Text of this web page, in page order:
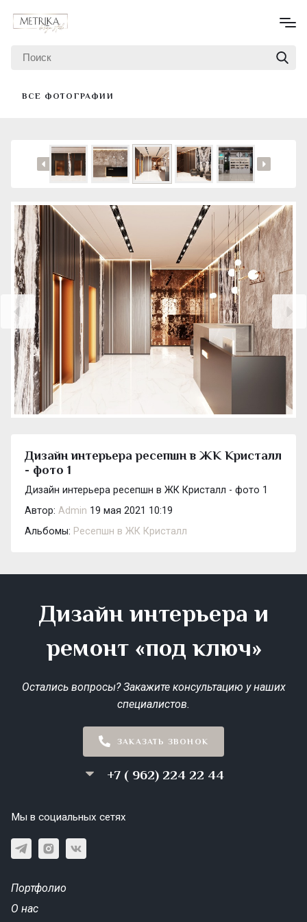
ВСЕ ФОТОГРАФИИ
Дизайн интерьера ресепшн в ЖК Кристалл
- фото 1
Дизайн интерьера ресепшн в ЖК Кристалл - фото 1
Автор: Admin 19 мая 2021 10:19
Альбомы: Ресепшн в ЖК Кристалл
Дизайн интерьера и
ремонт «под ключ»
Остались вопросы? Закажите консультацию у наших
специалистов.
ЗАКАЗАТЬ ЗВОНОК
+7 ( 962) 224 22 44
Мы в социальных сетях
Портфолио
О нас